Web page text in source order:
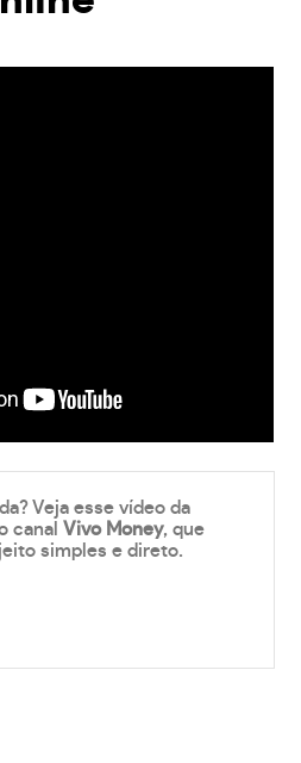
Veja esse vídeo da
canalVivo Money, que
simples e direto.